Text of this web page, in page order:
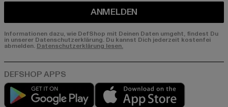
ANMELDEN
Informationen dazu, wie DefShop mit Deinen Daten umgeht, findest Du
in unserer Datenschutzerklärung. Du kannst Dich jederzeit kostenfei
abmelden. Datenschutzerklärung lesen.
Play market